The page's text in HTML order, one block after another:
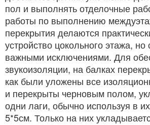
пол и выполнять отделочные
работы по выполнению
перекрытия делаются
устройство цокольного этажа,
важными исключениями. Для
звукоизоляции, на балках
как были уложены все
и перекрыты черновым полом,
одни лаги, обычно используя в
5*5см. Только на них